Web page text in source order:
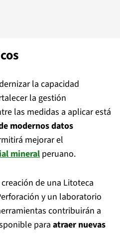
la capacidad
la gestión
las medidas a aplicar está
modernos datos
mejorar el
mineralperuano.
de una Litoteca
y un laboratorio
contribuirán a
para atraer nuevas